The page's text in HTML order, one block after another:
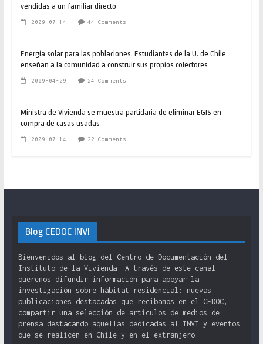
vendidas a un familiar directo
2009-07-14 44 Comments
Energía solar para las poblaciones. Estudiantes de la U. de Chile
enseñan a la comunidad a construir sus propios colectores
2009-04-29 24 Comments
Ministra de Vivienda se muestra partidaria de eliminar EGIS en
compra de casas usadas
2009-07-14 22 Comments
Blog CEDOC INVI
Bienvenidos al blog del Centro de Documentación del
Instituto de la Vivienda. A través de este canal
queremos difundir información para apoyar la
investigación sobre hábitat residencial: nuevas
publicaciones destacadas que recibamos en el CEDOC,
compartir una selección de artículos de medios de
prensa destacando aquellas dedicadas al INVI y eventos
que se realicen en Chile y en el extranjero.